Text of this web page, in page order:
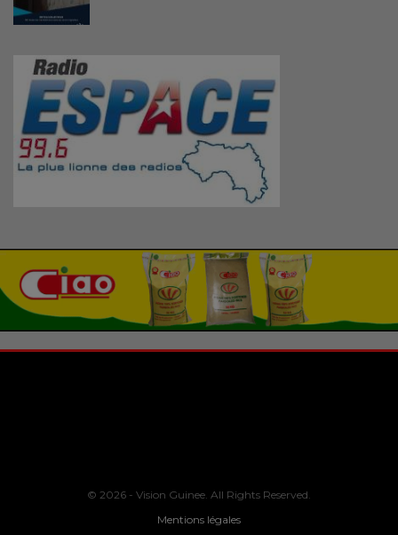
© 2026 - Vision Guinee. All Rights Reserved.
Mentions légales